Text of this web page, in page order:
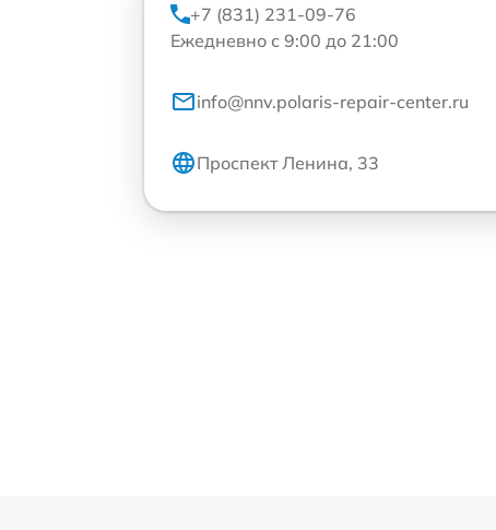
+7 (831) 231-09-76
Ежедневно с 9:00 до 21:00
info@nnv.polaris-repair-center.ru
Проспект Ленина, 33